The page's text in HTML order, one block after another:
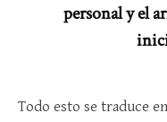
personal y el
Todo esto se traduce